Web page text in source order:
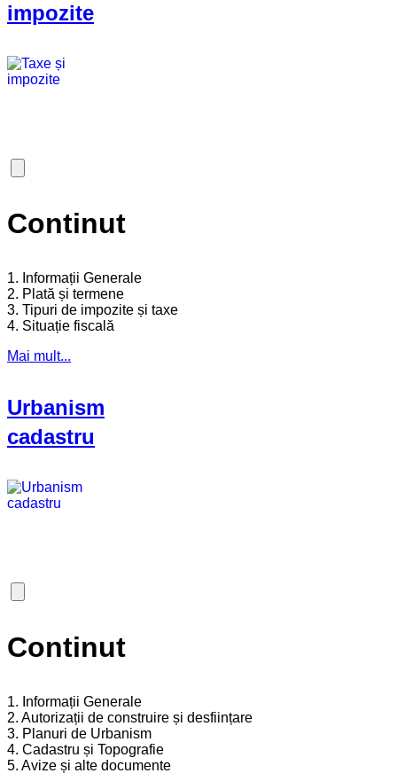
impozite
Continut
1. Informații Generale
2. Plată și termene
3. Tipuri de impozite și taxe
4. Situație fiscală
Mai mult...
Urbanism
cadastru
Continut
1. Informații Generale
2. Autorizații de construire și desființare
3. Planuri de Urbanism
4. Cadastru și Topografie
5. Avize și alte documente